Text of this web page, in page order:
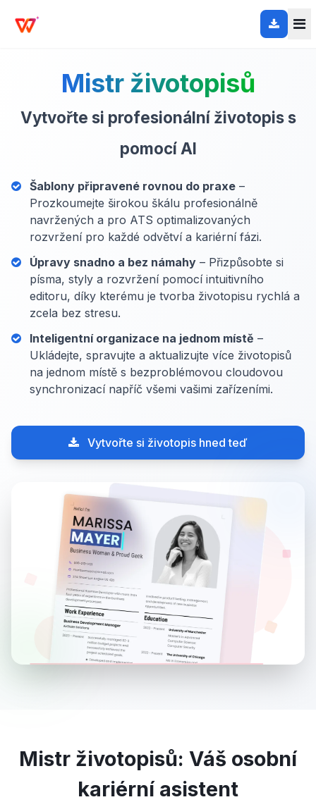
Mistr životopisů
Vytvořte si profesionální životopis s
pomocí AI
Šablony připravené rovnou do praxe –
Prozkoumejte širokou škálu profesionálně
navržených a pro ATS optimalizovaných
rozvržení pro každé odvětví a kariérní fázi.
Úpravy snadno a bez námahy – Přizpůsobte si
písma, styly a rozvržení pomocí intuitivního
editoru, díky kterému je tvorba životopisu rychlá a
zcela bez stresu.
Inteligentní organizace na jednom místě –
Ukládejte, spravujte a aktualizujte více životopisů
na jednom místě s bezproblémovou cloudovou
synchronizací napříč všemi vašimi zařízeními.
Vytvořte si životopis hned teď
Mistr životopisů: Váš osobní
kariérní asistent